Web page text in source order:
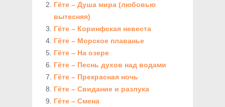
Гёте – Душа мира (любовью
вытесняя)
Гёте – Коринфская невеста
Гёте – Морское плаванье
Гёте – На озере
Гёте – Песнь духов над водами
Гёте – Прекрасная ночь
Гёте – Свидание и разлука
Гёте – Смена